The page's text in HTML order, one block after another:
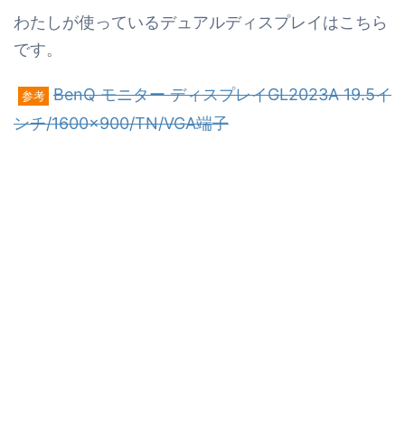
わたしが使っているデュアルディスプレイはこちら
です。
参考 BenQ モニター ディスプレイGL2023A 19.5イ
ンチ/1600×900/TN/VGA端子